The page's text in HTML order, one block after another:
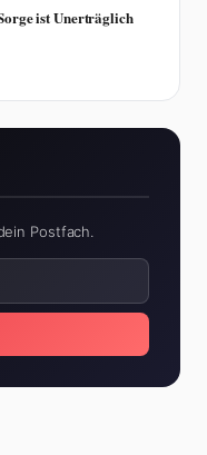
ist Unerträglich
Postfach.